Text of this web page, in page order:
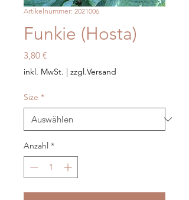
Artikelnummer: 2021006
Funkie (Hosta)
3,80 €Preis
inkl. MwSt. | zzgl.Versand
Size *
Anzahl *